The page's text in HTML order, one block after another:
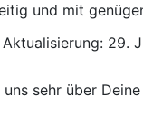
und mit
29.
uns sehr über